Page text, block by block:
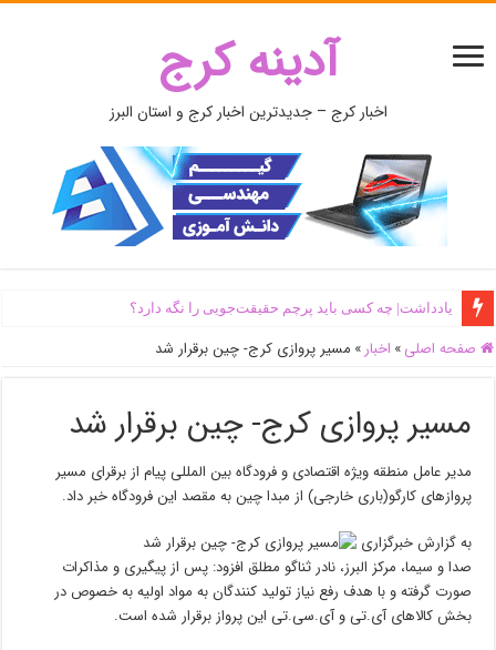
آدینه کرج
اخبار کرج – جدیدترین اخبار کرج و استان البرز
یادداشت| ‌چه کسی باید پرچم حقیقت‌جویی را نگه دارد؟
صفحه اصلی » اخبار » مسیر پروازی کرج- چین برقرار شد
مسیر پروازی کرج- چین برقرار شد
مدیر عامل منطقه ویژه اقتصادی و فرودگاه بین المللی پیام از برقرای مسیر
پروازهای کارگو(باری خارجی) از مبدا چین به مقصد این فرودگاه خبر داد.
به گزارش خبرگزاری
صدا و سیما، مرکز البرز، نادر ثناگو مطلق افزود: پس از پیگیری و مذاکرات
صورت گرفته و با هدف رفع نیاز تولید کنندگان به مواد اولیه به خصوص در
بخش کالاهای آی.تی و آی.سی.تی این پرواز برقرار شده است.